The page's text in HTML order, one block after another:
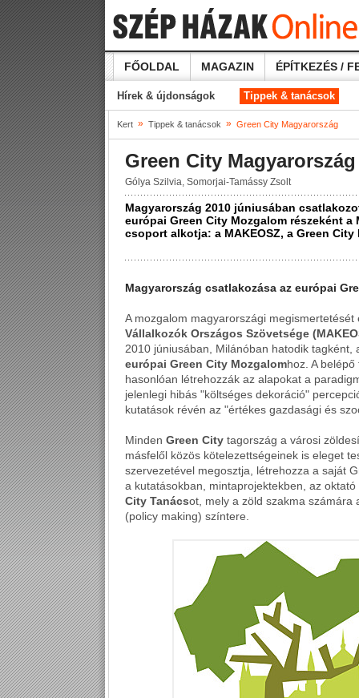
FŐOLDAL MAGAZIN ÉPÍTKEZÉS /
Hírek & újdonságok Tippek & tanácsok
Kert » Tippek & tanácsok » Green City Magyarország
Green City Magyarország
Gólya Szilvia, Somorjai-Tamássy Zsolt
Magyarország 2010 júniusában
európai Green City Mozgalom részeként a
csoport alkotja: a MAKEOSZ, a Green
Magyarország csatlakozása az európai
A mozgalom magyarországi
Vállalkozók Országos Szövetsége
2010 júniusában, Milánóban hatodik tagként,
európai Green City Mozgalomhoz. A
hasonlóan létrehozzák az alapokat a
jelenlegi hibás "költséges dekoráció"
kutatások révén az "értékes gazdasági és
Minden Green City tagország a városi
másfelől közös kötelezettségeinek is eleget
szervezetével megosztja, létrehozza a saját
a kutatásokban, mintaprojektekben, az
City Tanácsot, mely a zöld szakma számára
(policy making) színtere.